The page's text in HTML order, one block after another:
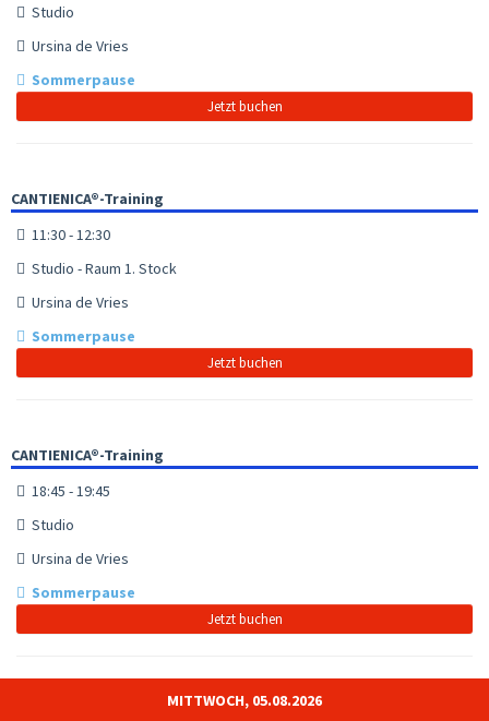
Studio
Ursina de Vries
Sommerpause
Jetzt buchen
CANTIENICA®-Training
11:30 - 12:30
Studio - Raum 1. Stock
Ursina de Vries
Sommerpause
Jetzt buchen
CANTIENICA®-Training
18:45 - 19:45
Studio
Ursina de Vries
Sommerpause
Jetzt buchen
MITTWOCH, 05.08.2026